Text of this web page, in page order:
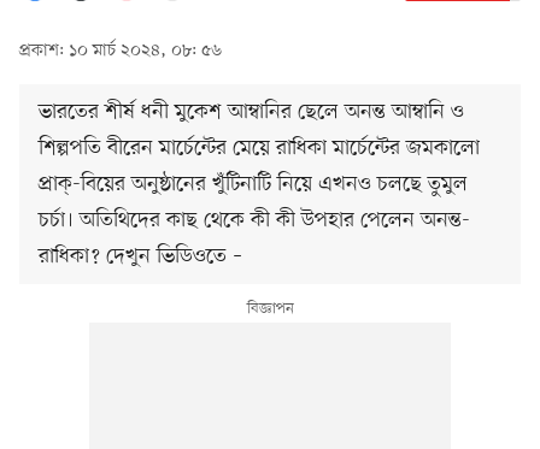
প্রকাশ: ১০ মার্চ ২০২৪, ০৮: ৫৬
ভারতের শীর্ষ ধনী মুকেশ আম্বানির ছেলে অনন্ত আম্বানি ও
শিল্পপতি বীরেন মার্চেন্টের মেয়ে রাধিকা মার্চেন্টের জমকালো
প্রাক্-বিয়ের অনুষ্ঠানের খুঁটিনাটি নিয়ে এখনও চলছে তুমুল
চর্চা। অতিথিদের কাছ থেকে কী কী উপহার পেলেন অনন্ত-
রাধিকা? দেখুন ভিডিওতে –